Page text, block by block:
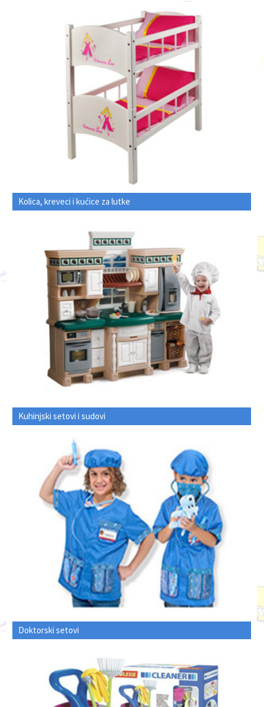
Kolica, kreveci i kućice za lutke
Kuhinjski setovi i sudovi
Doktorski setovi